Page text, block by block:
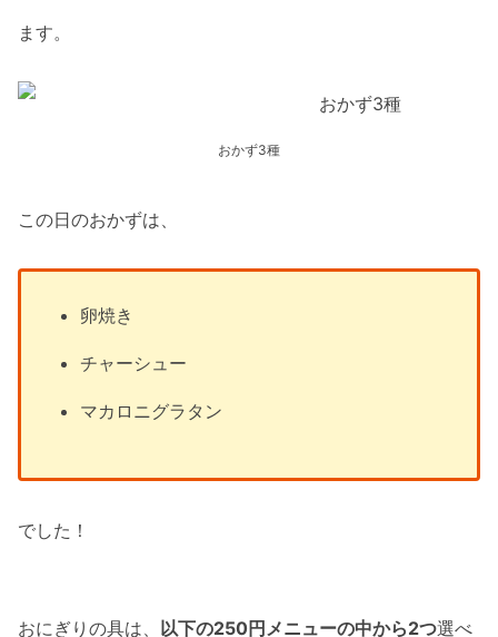
ます。
おかず3種
この日のおかずは、
卵焼き
チャーシュー
マカロニグラタン
でした！
おにぎりの具は、 以下の250円メニューの中から2つ選べ